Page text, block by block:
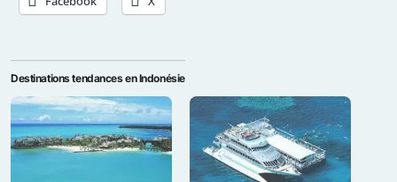
Destinations tendances en Indonésie